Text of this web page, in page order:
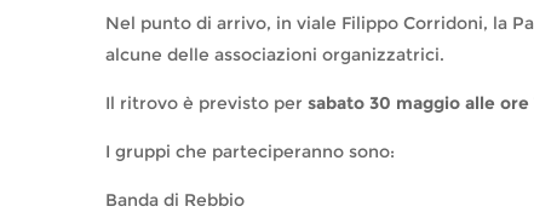
Nel punto di arrivo, in viale Filippo Corridoni, la
alcune delle associazioni organizzatrici.
Il ritrovo è previsto per sabato 30 maggio alle ore
I gruppi che parteciperanno sono:
Banda di Rebbio